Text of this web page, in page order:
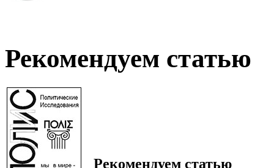
Рекомендуем статью
Рекомендуем статью